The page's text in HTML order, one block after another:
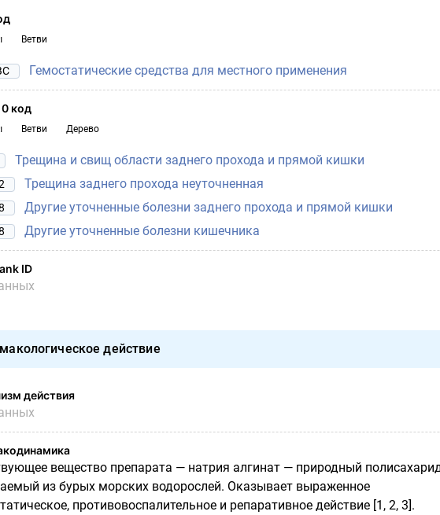
Ветви
Гемостатические средства для местного применения
код
Ветви Дерево
Трещина и свищ области заднего прохода и прямой кишки
Трещина заднего прохода неуточненная
Другие уточненные болезни заднего прохода и прямой кишки
Другие уточненные болезни кишечника
ID
действие
действия
вещество препарата — натрия алгинат — природный
из бурых морских водорослей. Оказывает выраженное
противовоспалительное и репаративное действие [1, 2, 3].